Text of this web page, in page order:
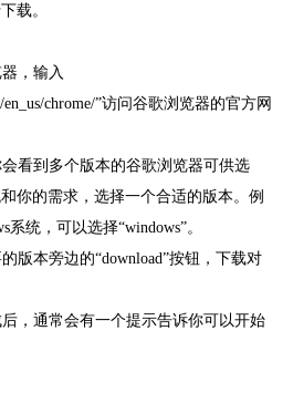
载。
，输入
chrome/”访问谷歌浏览器的官方网
看到多个版本的谷歌浏览器可供选
你的需求，选择一个合适的版本。例
统，可以选择“windows”。
版本旁边的“download”按钮，下载对
，通常会有一个提示告诉你可以开始